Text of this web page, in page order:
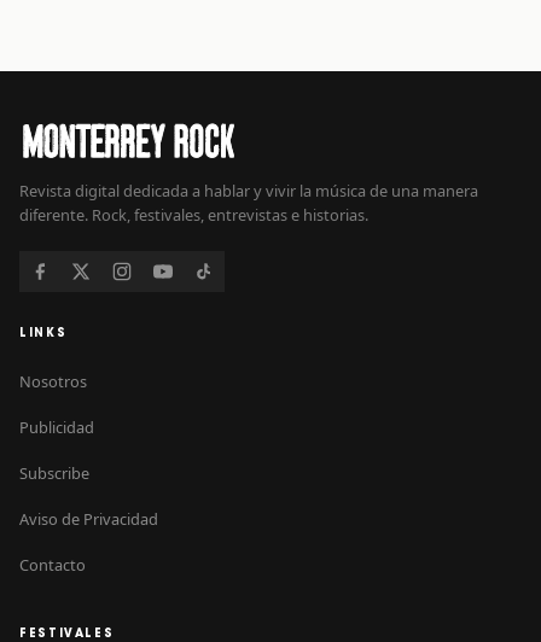
Revista digital dedicada a hablar y vivir la música de una manera
diferente. Rock, festivales, entrevistas e historias.
LINKS
Nosotros
Publicidad
Subscribe
Aviso de Privacidad
Contacto
FESTIVALES